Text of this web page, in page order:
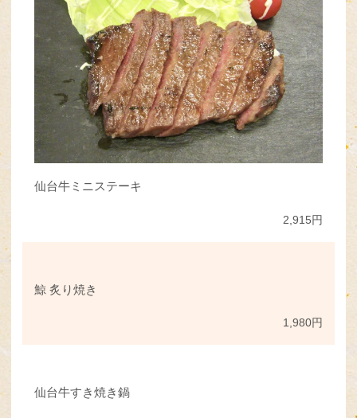
仙台牛ミニステーキ
2,915円
鯨 炙り焼き
1,980円
仙台牛すき焼き鍋